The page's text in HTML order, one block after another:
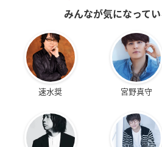
みんなが気になって
速水奨 宮野真守